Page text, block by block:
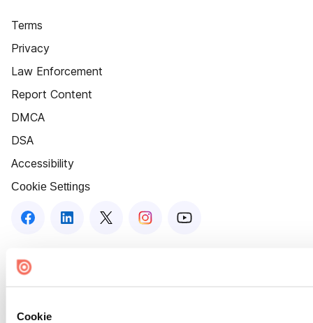
Cookie
Terms
Privacy
Law Enforcement
Report Content
DMCA
DSA
Accessibility
Cookie Settings